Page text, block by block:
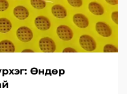
Өндөр